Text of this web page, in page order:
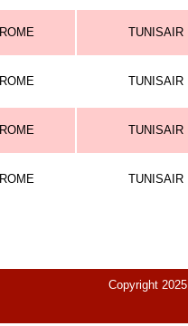
ROME TUNISAIR
ROME TUNISAIR
ROME TUNISAIR
ROME TUNISAIR
Copyright 2025